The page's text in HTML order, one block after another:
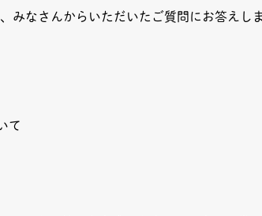
みなさんからいただいたご質問にお答えし
て